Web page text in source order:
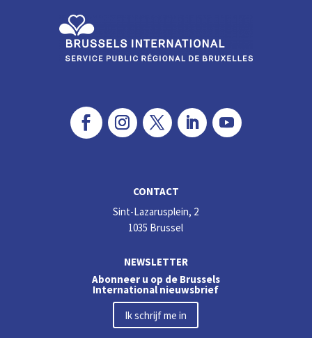
k
CONTACT
Sint-Lazarusplein, 2
1035 Brussel
NEWSLETTER
Abonneer u op de Brussels
International nieuwsbrief
Ik schrijf me in